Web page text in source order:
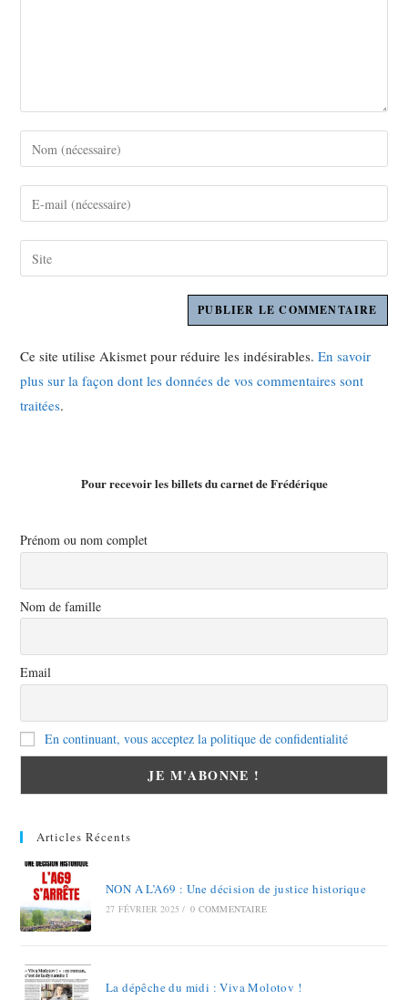
Ce site utilise Akismet pour réduire les indésirables.En savoir
plus sur la façon dont les données de vos commentaires sont
traitées.
Pour recevoir les billets du carnet de Frédérique
Prénom ou nom complet
Nom de famille
Email
En continuant, vous acceptez la politique de confidentialité
Articles Récents
NON A L’A69 : Une décision de justice historique
27 FÉVRIER 2025 / 0 COMMENTAIRE
La dépêche du midi : Viva Molotov !